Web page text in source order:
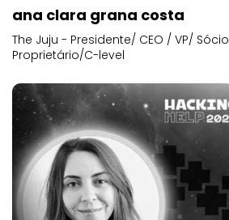
ana clara grana costa
The Juju - Presidente/ CEO / VP/ Sócio
Proprietário/C-level